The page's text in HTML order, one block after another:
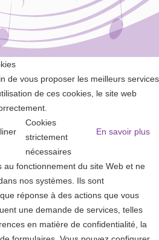
de vous proposer les meilleurs services
de ces cookies, le site web
En savoir plus
Cookies
strictement
nécessaires
au fonctionnement du site Web et ne
nos systèmes. Ils sont
réponse à des actions que vous
une demande de services, telles
en matière de confidentialité, la